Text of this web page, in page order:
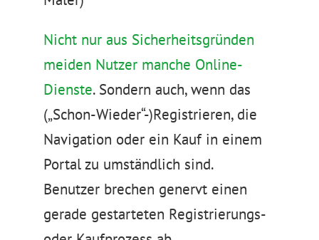
Nicht nur aus Sicherheitsgründen
meiden Nutzer manche Online-
Dienste. Sondern auch, wenn das
(„Schon-Wieder“-)Registrieren, die
Navigation oder ein Kauf in einem
Portal zu umständlich sind.
Benutzer brechen genervt einen
gerade gestarteten Registrierungs-